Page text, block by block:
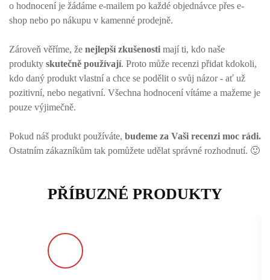
o hodnocení je žádáme e-mailem po každé objednávce přes e-
shop nebo po nákupu v kamenné prodejně.
Zároveň věříme, že nejlepší zkušenosti mají ti, kdo naše
produkty skutečně používají. Proto může recenzi přidat kdokoli,
kdo daný produkt vlastní a chce se podělit o svůj názor - ať už
pozitivní, nebo negativní. Všechna hodnocení vítáme a mažeme je
pouze výjimečně.
Pokud náš produkt používáte, budeme za Vaši recenzi moc rádi.
Ostatním zákazníkům tak pomůžete udělat správné rozhodnutí. 🙂
PŘÍBUZNÉ PRODUKTY